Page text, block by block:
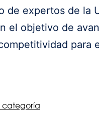
de expertos de la
el objetivo de
para
categoría